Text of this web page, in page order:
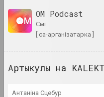
OM Podcast
смі
[ са-арганізатарка ]
Артыкулы на
Антаніна Сцебур